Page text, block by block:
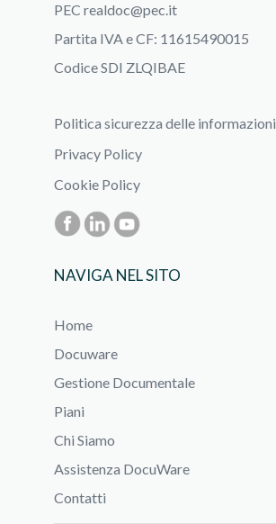
PEC realdoc@pec.it
Partita IVA e CF: 11615490015
Codice SDI ZLQIBAE
Politica sicurezza delle informazioni
Privacy Policy
Cookie Policy
NAVIGA NEL SITO
Home
Docuware
Gestione Documentale
Piani
Chi Siamo
Assistenza DocuWare
Contatti